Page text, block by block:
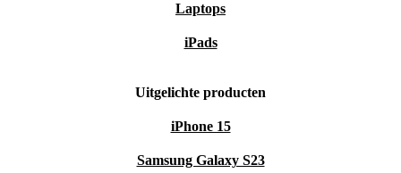
Laptops
iPads
Uitgelichte producten
iPhone 15
Samsung Galaxy S23